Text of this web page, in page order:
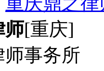
师[重庆]
事务所